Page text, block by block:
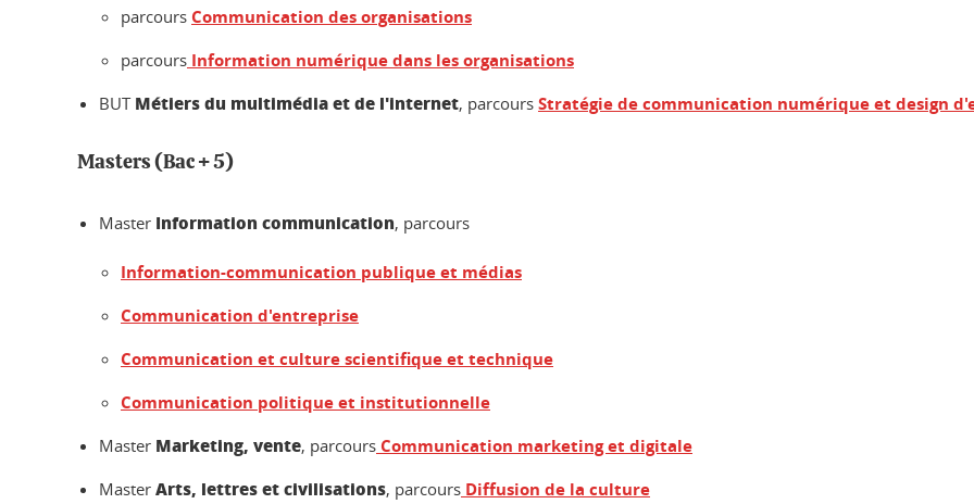
parcours Communication des organisations
parcours Information numérique dans les organisations
BUT Métiers du multimédia et de l'internet, parcours Stratégie de communication numérique et design
Masters (Bac + 5)
Master Information communication, parcours
Information-communication publique et médias
Communication d'entreprise
Communication et culture scientifique et technique
Communication politique et institutionnelle
Master Marketing, vente, parcours Communication marketing et digitale
Master Arts, lettres et civilisations, parcours Diffusion de la culture